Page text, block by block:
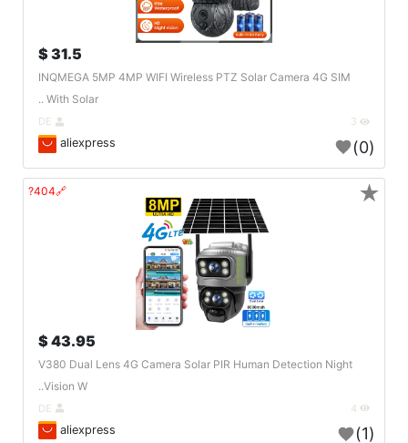
31.5 $
INQMEGA 5MP 4MP WIFI Wireless PTZ Solar Camera 4G SIM
With Solar ..
aliexpress (0)
🔗404?
43.95 $
V380 Dual Lens 4G Camera Solar PIR Human Detection Night
Vision W..
aliexpress (1)
★